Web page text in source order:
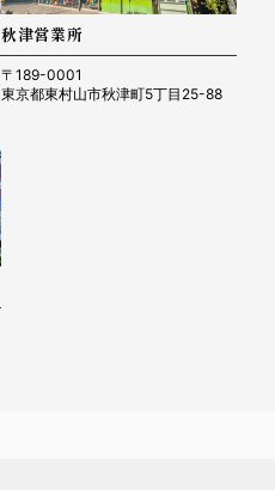
秋津営業所
〒189-0001
東京都東村山市秋津町5丁目25-88